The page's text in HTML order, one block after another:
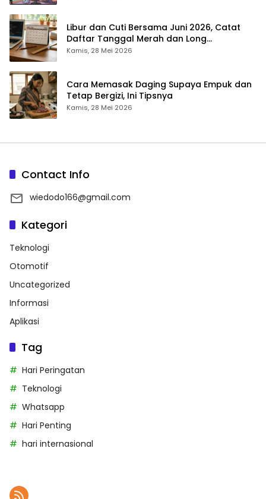
Libur dan Cuti Bersama Juni 2026, Catat
Daftar Tanggal Merah dan Long
Weekendnya
Kamis, 28 Mei 2026
Cara Memasak Daging Supaya Empuk dan
Tetap Bergizi, Ini Tipsnya
Kamis, 28 Mei 2026
Contact Info
wiedodo166@gmail.com
Kategori
Teknologi
Otomotif
Uncategorized
Informasi
Aplikasi
Tag
Hari Peringatan
Teknologi
Whatsapp
Hari Penting
hari internasional